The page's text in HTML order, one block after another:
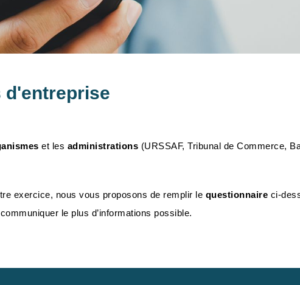
d'entreprise
et les administrations (URSSAF, Tribunal de Commerce,
exercice, nous vous proposons de remplir le questionnaire ci-
le plus d’informations possible.